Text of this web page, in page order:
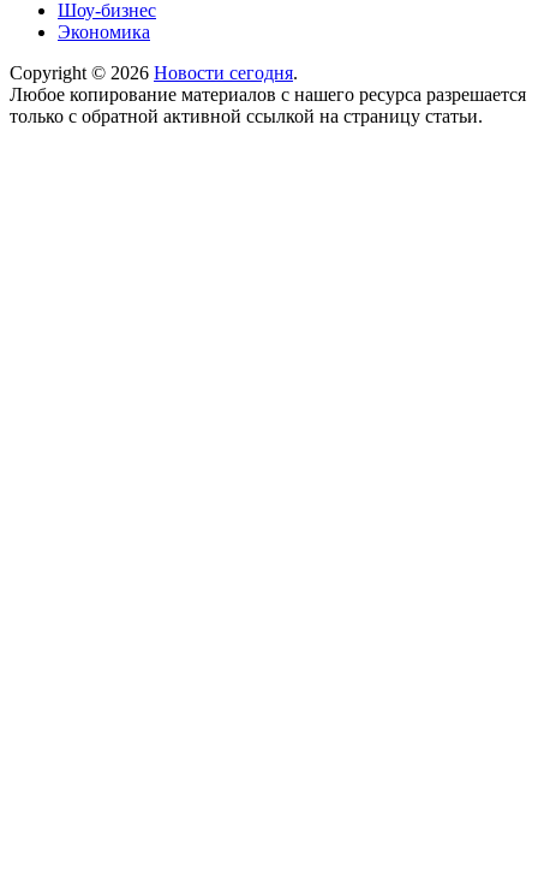
Шоу-бизнес
Экономика
Copyright © 2026 Новости сегодня.
Любое копирование материалов с нашего ресурса разрешается
только с обратной активной ссылкой на страницу статьи.